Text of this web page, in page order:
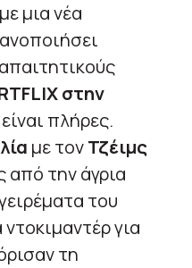
μια νέα
στην
πλήρες.
με τονΤζέιμς
από την άγρια
του
για
τη